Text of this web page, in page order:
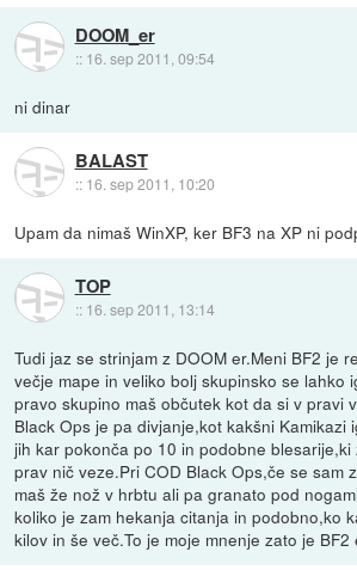
DOOM_er
:: 16. sep 2011, 09:54
ni dinar
BALAST
:: 16. sep 2011, 10:20
Upam da nimaš WinXP, ker BF3 na XP ni
TOP
:: 16. sep 2011, 13:14
Tudi jaz se strinjam z DOOM er.Meni BF2 je
večje mape in veliko bolj skupinsko se lahko
pravo skupino maš občutek kot da si v pravi
Black Ops je pa divjanje,kot kakšni Kamikazi
jih kar pokonča po 10 in podobne blesarije,ki
prav nič veze.Pri COD Black Ops,če se sam
maš že nož v hrbtu ali pa granato pod
koliko je zam hekanja citanja in podobno,ko
kilov in še več.To je moje mnenje zato je BF2